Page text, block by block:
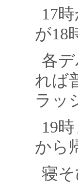
17
が18
各
れば
ラッ
19
から
寝